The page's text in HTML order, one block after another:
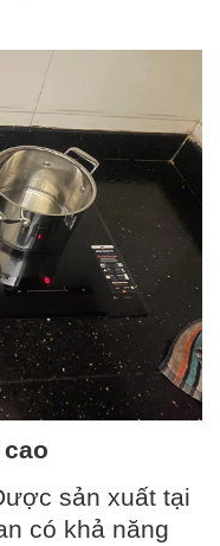
sản xuất tại
có khả năng